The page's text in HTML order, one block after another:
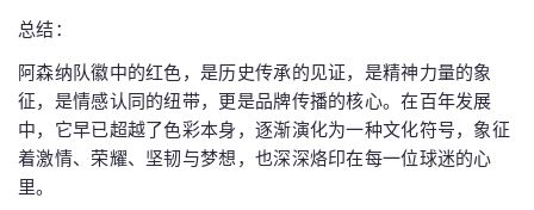
总结：
阿森纳队徽中的红色，是历史传承的见证，是精神力量的象
征，是情感认同的纽带，更是品牌传播的核心。在百年发展
中，它早已超越了色彩本身，逐渐演化为一种文化符号，象征
着激情、荣耀、坚韧与梦想，也深深烙印在每一位球迷的心
里。